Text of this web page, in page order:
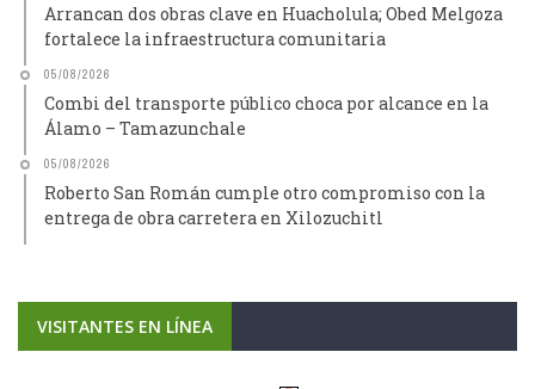
Arrancan dos obras clave en Huacholula; Obed Melgoza
fortalece la infraestructura comunitaria
05/08/2026
Combi del transporte público choca por alcance en la
Álamo – Tamazunchale
05/08/2026
Roberto San Román cumple otro compromiso con la
entrega de obra carretera en Xilozuchitl
VISITANTES EN LÍNEA